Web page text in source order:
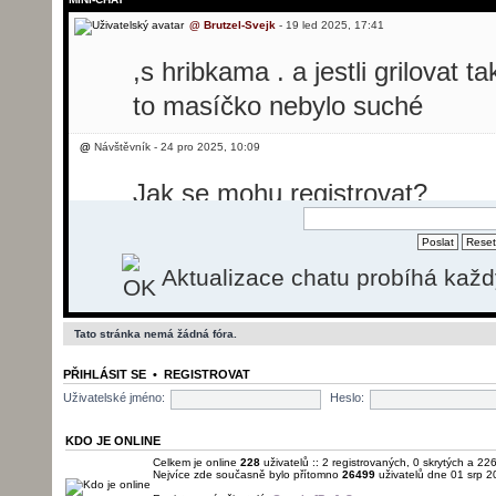
@ Brutzel-Svejk- 19 led 2025, 17:41
,s hribkama . a jestli grilovat
to masíčko nebylo suché
@Návštěvník - 24 pro 2025, 10:09
Jak se mohu registrovat?
Dobrý den, potřebovala bych
svíčkovou, ale nevím jak se
momentálně registrace
pošlu.
@ Brutzel-Svejk- 01 led 2026, 22:22
Aktualizace chatu probíhá
Tato stránka nemá žádná fóra.
PŘIHLÁSIT SE• REGISTROVAT
Uživatelské jméno:
Heslo:
KDO JE ONLINE
Celkem je online 228uživatelů :: 2 registrovaných, 0 skrytých a
Nejvíce zde současně bylo přítomno 26499uživatelů dne 01 srp